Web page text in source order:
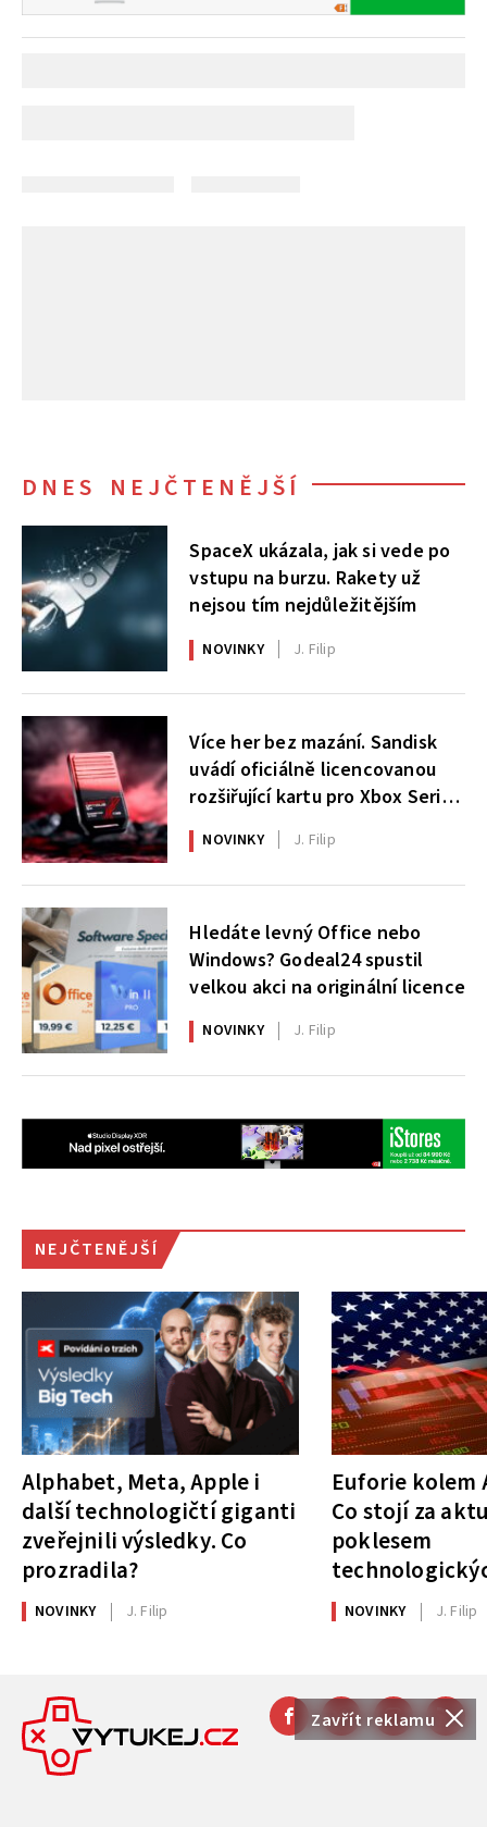
Zavřít reklamu
DNES NEJČTENĚJŠÍ
SpaceX ukázala, jak si vede po
vstupu na burzu. Rakety už
nejsou tím nejdůležitějším
NOVINKY J. Filip
Více her bez mazání. Sandisk
uvádí oficiálně licencovanou
rozšiřující kartu pro Xbox Series
X|S
NOVINKY J. Filip
Hledáte levný Office nebo
Windows? Godeal24 spustil
velkou akci na originální licence
NOVINKY J. Filip
NEJČTENĚJŠÍ
Alphabet, Meta, Apple i
další technologičtí giganti
zveřejnili výsledky. Co
prozradila?
NOVINKY J. Filip
Euforie kolem
Co stojí za
poklesem
NOVINKY J. Filip